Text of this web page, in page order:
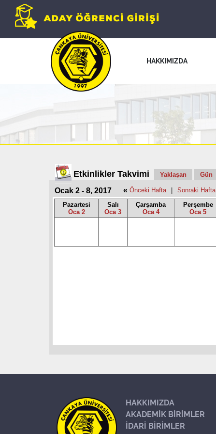
HAKKIMIZDA
Etkinlikler Takvimi Yaklaşan Gün
Ocak 2 - 8, 2017 « Önceki Hafta Sonraki Hafta
Pazartesi
Oca 2
Salı
Oca 3
Çarşamba
Oca 4
Perşembe
Oca 5
HAKKIMIZDA
AKADEMİK BİRİMLER
İDARİ BİRİMLER